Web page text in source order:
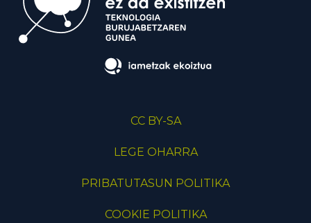
CC BY-SA
LEGE OHARRA
PRIBATUTASUN POLITIKA
COOKIE POLITIKA